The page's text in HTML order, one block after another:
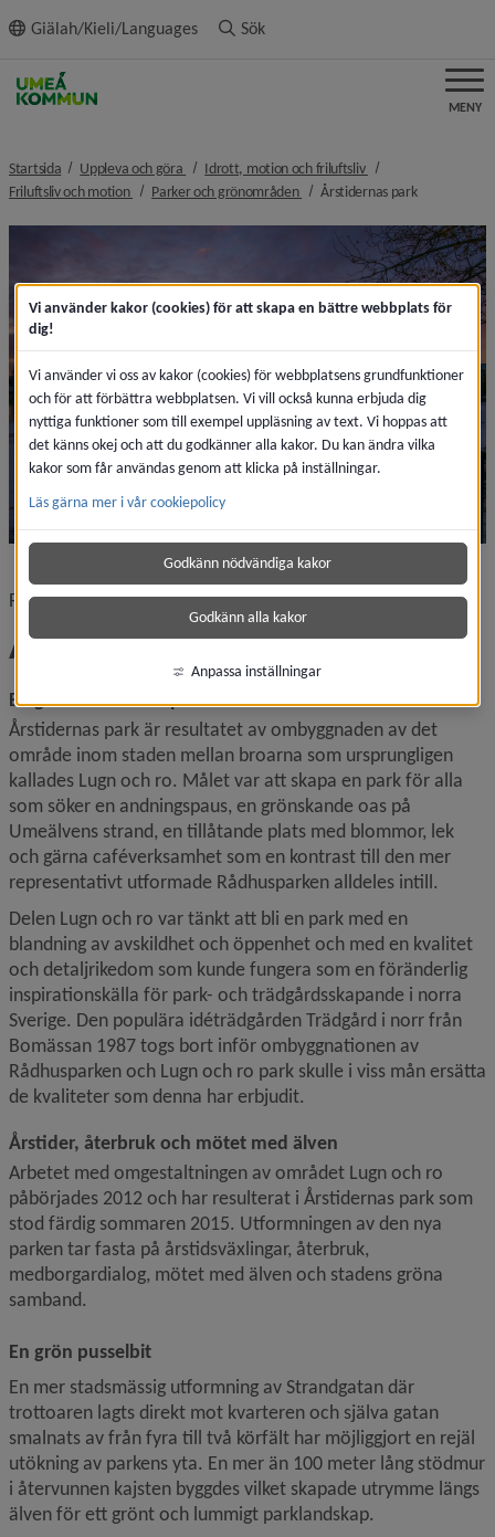
innehållet
Giälah/Kieli/Languages Sök
MENY
Startsida Uppleva och göra nivå i brödsmulenavigeringen
Idrott, motion och friluftsliv nivå i
Friluftsliv och motion nivå i brödsmulenavigeringen
Parker och grönområden nivå i brödsmulenavigeringen
Årstidernas parknivå i
Foto: Fredrik Larsson
Årstidernas park
En grönskande oas på umeälvens strand
Årstidernas park är resultatet av ombyggnaden av det
område inom staden mellan broarna som ursprungligen
kallades Lugn och ro. Målet var att skapa en park för alla
som söker en andningspaus, en grönskande oas på
Umeälvens strand, en tillåtande plats med blommor, lek
och gärna caféverksamhet som en kontrast till den mer
representativt utformade Rådhusparken alldeles intill.
Delen Lugn och ro var tänkt att bli en park med en
blandning av avskildhet och öppenhet och med en kvalitet
och detalj­rikedom som kunde fungera som en föränderlig
inspirationskälla för park- och trädgårdsskapande i norra
Sverige. Den populära idéträdgården Trädgård i norr från
Bomässan 1987 togs bort inför ombyggnationen av
Rådhusparken och Lugn och ro park skulle i viss mån ersätta
de kvaliteter som denna har erbjudit.
Årstider, återbruk och mötet med älven
Arbetet med omgestaltningen av området Lugn och ro
påbörjades 2012 och har resulterat i Årstidernas park som
stod färdig sommaren 2015. Utformningen av den nya
parken tar fasta på årstidsväxlingar, återbruk,
medborgardialog, mötet med älven och stadens gröna
samband.
En grön pusselbit
En mer stadsmässig utformning av Strandgatan där
trottoaren lagts direkt mot kvarteren och själva gatan
smalnats av från fyra till två körfält har möjliggjort en rejäl
utökning av parkens yta. En mer än 100 meter lång stödmur
i återvunnen kajsten byggdes vilket skapade utrymme längs
älven för ett grönt och lummigt parklandskap.
Vi använder kakor (cookies) för att skapa en bättre webbplats för
dig!
Vi använder vi oss av kakor (cookies) för webbplatsens grundfunktioner
och för att förbättra webbplatsen. Vi vill också kunna erbjuda dig
nyttiga funktioner som till exempel uppläsning av text. Vi hoppas att
det känns okej och att du godkänner alla kakor. Du kan ändra vilka
kakor som får användas genom att klicka på inställningar.
Läs gärna mer i vår cookiepolicy
Godkänn nödvändiga kakor
Godkänn alla kakor
Anpassa inställningar